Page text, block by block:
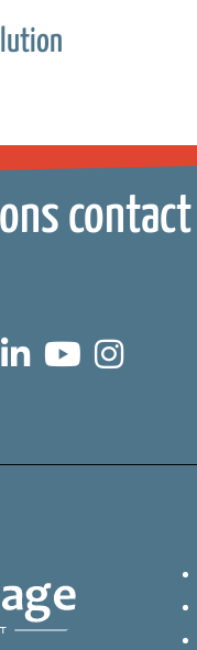
contact